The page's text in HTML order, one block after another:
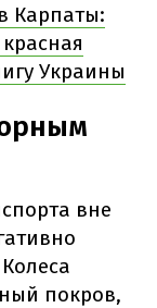
Карпаты:
Украины
вне
покров,